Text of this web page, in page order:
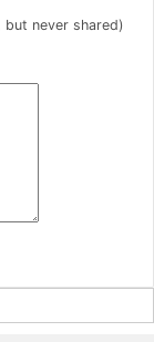
but never shared)